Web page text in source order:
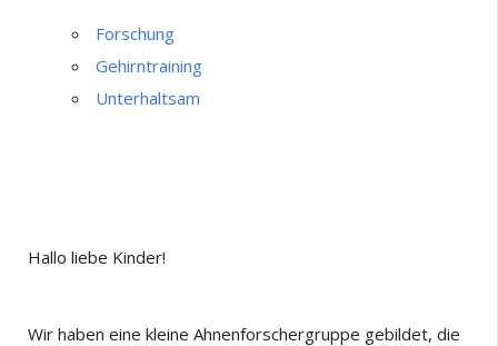
Forschung
Gehirntraining
Unterhaltsam
Hallo liebe Kinder!
Wir haben eine kleine Ahnenforschergruppe gebildet, die